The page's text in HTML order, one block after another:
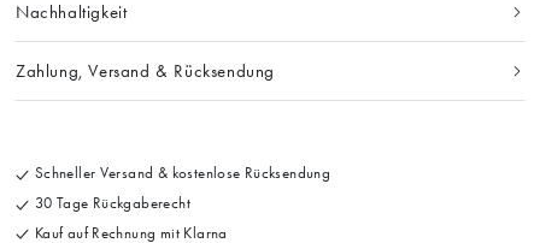
Nachhaltigkeit
Zahlung, Versand & Rücksendung
Schneller Versand & kostenlose Rücksendung
30 Tage Rückgaberecht
Kauf auf Rechnung mit Klarna